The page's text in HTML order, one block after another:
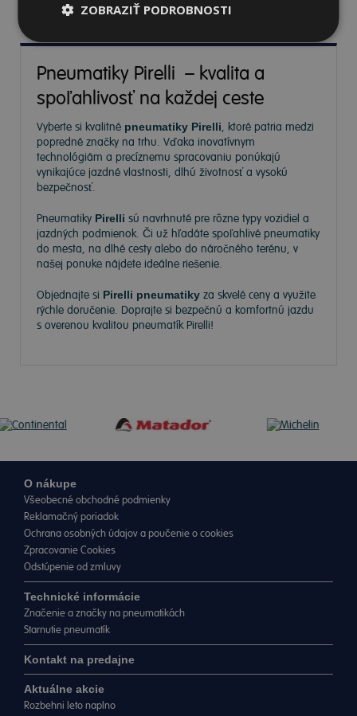
Pneumatiky Pirelli – kvalita a
spoľahlivosť na každej ceste
Vyberte si kvalitné pneumatiky Pirelli, ktoré patria medzi
popredné značky na trhu. Vďaka inovatívnym
technológiám a precíznemu spracovaniu ponúkajú
vynikajúce jazdné vlastnosti, dlhú životnosť a vysokú
bezpečnosť.
Pneumatiky Pirelli sú navrhnuté pre rôzne typy vozidiel a
jazdných podmienok. Či už hľadáte spoľahlivé pneumatiky
do mesta, na dlhé cesty alebo do náročného terénu, v
našej ponuke nájdete ideálne riešenie.
Objednajte si Pirelli pneumatiky za skvelé ceny a využite
rýchle doručenie. Doprajte si bezpečnú a komfortnú jazdu
s overenou kvalitou pneumatík Pirelli!
O nákupe
Všeobecné obchodné podmienky
Reklamačný poriadok
Ochrana osobných údajov a poučenie o cookies
Zpracovanie Cookies
Odstúpenie od zmluvy
Technické informácie
Značenie a značky na pneumatikách
Starnutie pneumatík
Kontakt na predajne
Aktuálne akcie
Rozbehni leto naplno
ZOBRAZIŤ PODROBNOSTI